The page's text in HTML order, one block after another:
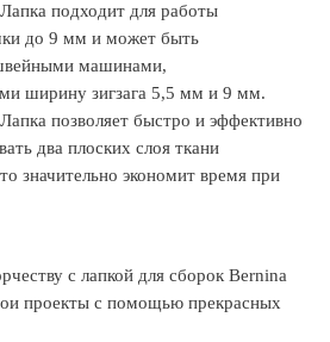
подходит для работы
до 9 мм и может быть
машинами,
ширину зигзага 5,5 мм и 9 мм.
позволяет быстро и эффективно
два плоских слоя ткани
значительно экономит время при
с лапкой для сборок Bernina
проекты с помощью прекрасных